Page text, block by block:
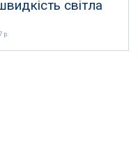
світла
р.